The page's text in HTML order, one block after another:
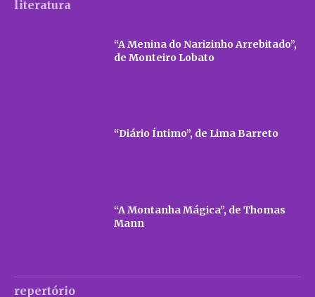
literatura
“A Menina do Narizinho Arrebitado”,
de Monteiro Lobato
“Diário Íntimo”, de Lima Barreto
“A Montanha Mágica”, de Thomas
Mann
repertório